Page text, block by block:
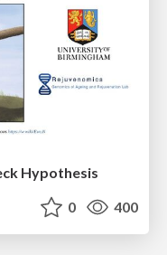
Hypothesis
0 400